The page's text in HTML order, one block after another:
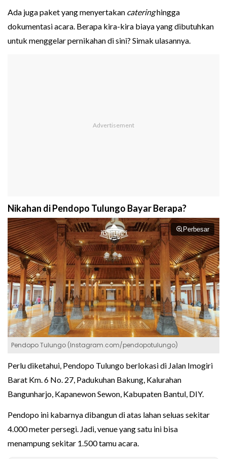
Ada juga paket yang menyertakan cateringhingga
dokumentasi acara. Berapa kira-kira biaya yang dibutuhkan
untuk menggelar pernikahan di sini? Simak ulasannya.
Nikahan di Pendopo Tulungo Bayar Berapa?
Perbesar
Pendopo Tulungo (Instagram.com/pendopotulungo)
Perlu diketahui, Pendopo Tulungo berlokasi di Jalan Imogiri
Barat Km. 6 No. 27, Padukuhan Bakung, Kalurahan
Bangunharjo, Kapanewon Sewon, Kabupaten Bantul, DIY.
Pendopo ini kabarnya dibangun di atas lahan seluas sekitar
4.000 meter persegi. Jadi, venue yang satu ini bisa
menampung sekitar 1.500 tamu acara.